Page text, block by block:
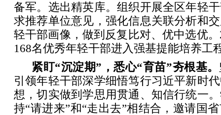
备军。选出精英库。组织开展全区年轻
求推荐单位意见，强化信息关联分析和
轻干部画像，做到反复比对、优中选优
168名优秀年轻干部进入强基提能培养工
紧盯“沉淀期”，悉心“育苗”夯根基。
引领年轻干部深学细悟笃行习近平新时
想，切实做到学思用贯通、知信行统一
持“请进来”和“走出去”相结合，邀请国